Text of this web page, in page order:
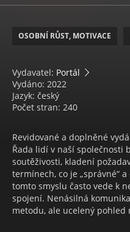
OSOBNÍ RŮST, MOTIVACE
Vydavatel: Portál
Vydáno: 2022
Jazyk: český
Počet stran: 240
Revidované a doplněné
Řada lidí v naší společnosti
soutěživosti, kladení
termínech, co je „správné“
tomto smyslu často vede k
spojení. Nenásilná
metodu, ale ucelený pohled
naslouchání sobě i